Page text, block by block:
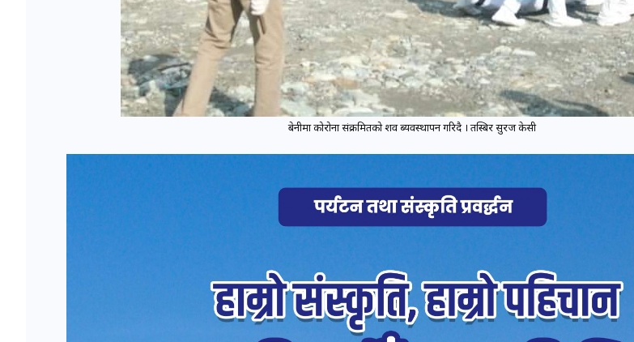
बेनीमा कोरोना संक्रमितको शव ब्यवस्थापन गरिदै । तस्बिर सुरज केसी